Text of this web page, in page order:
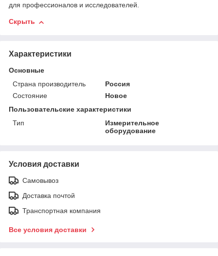
для профессионалов и исследователей.
Скрыть
Характеристики
Основные
Страна производитель
Россия
Состояние
Новое
Пользовательские характеристики
Тип
Измерительное
оборудование
Условия доставки
Самовывоз
Доставка почтой
Транспортная компания
Все условия доставки